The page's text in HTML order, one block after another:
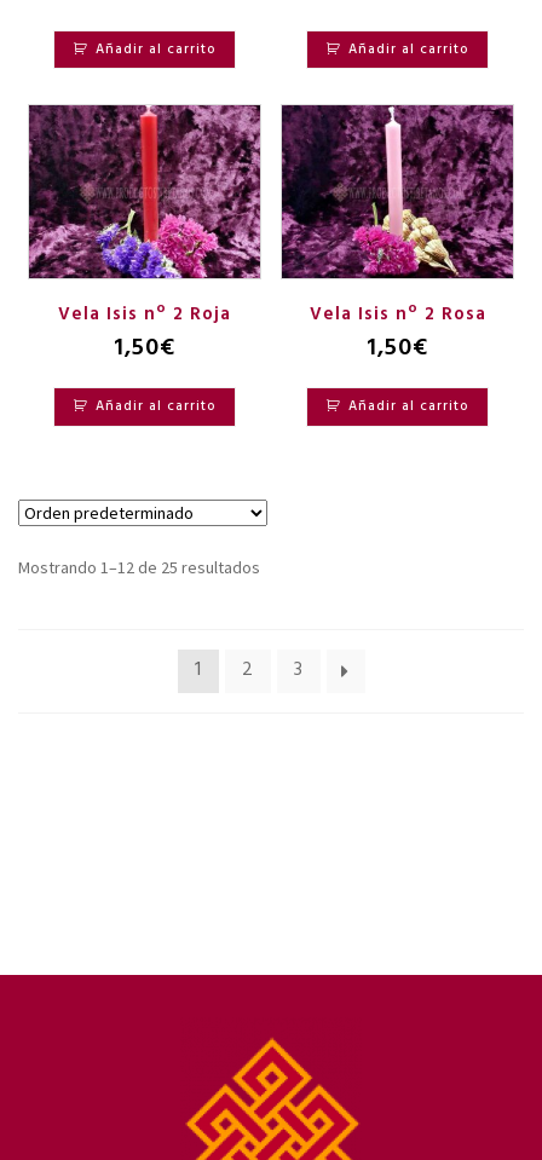
Añadir al carrito Añadir al carrito
Vela Isis nº 2 Roja
1,50€
Añadir al carrito
Vela Isis nº 2 Rosa
1,50€
Añadir al carrito
Mostrando 1–12 de 25 resultados
1 2 3